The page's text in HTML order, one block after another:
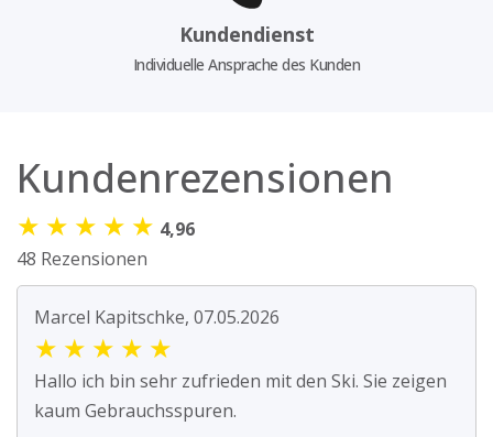
Kundendienst
Individuelle Ansprache des Kunden
Kundenrezensionen
★ ★ ★ ★ ★ 4,96
48 Rezensionen
Marcel Kapitschke, 07.05.2026
★ ★ ★ ★ ★
Hallo ich bin sehr zufrieden mit den Ski. Sie zeigen
kaum Gebrauchsspuren.